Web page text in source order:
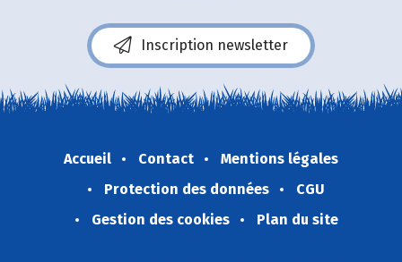
Inscription newsletter
Accueil Contact
Mentions légales
Protection des données
CGU
Gestion des cookies
Plan du site